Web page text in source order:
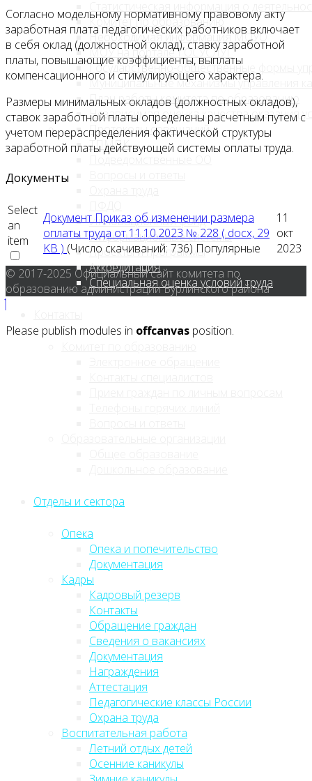
Комитет по образованию
Необходимая информация МОУО
МОУ на портале ГОСУСЛУГ
Государственно-общественные формы
Муниципальные механизмы управления
План работы комитета по образованию
Независимая оценка качества оказания
Протоколы совещаний
ТПМПК
Подведомственные ОО
Инновационный фонд
Информационные системы
Проекты и программы
Аккредитация
Специальная оценка условий труда
Отделы и сектора
Опека
Опека и попечительство
Документация
Кадры
Кадровый резерв
Контакты
Обращение граждан
Сведения о вакансиях
Документация
Награждения
Аттестация
Педагогические классы России
Охрана труда
Воспитательная работа
Летний отдых детей
Осенние каникулы
Согласно модельному нормативному правовому акту
заработная плата педагогических работников включает
в себя оклад (должностной оклад), ставку заработной
платы, повышающие коэффициенты, выплаты
компенсационного и стимулирующего характера.
Размеры минимальных окладов (должностных окладов),
ставок заработной платы определены расчетным путем с
учетом перераспределения фактической структуры
заработной платы действующей системы оплаты труда.
Документы
Select
an
item
Документ Приказ об изменении размера
оплаты труда от 11.10.2023 № 228 ( docx, 29
KB ) (Число скачиваний: 736) Популярные
11
окт
2023
© 2017-2025 Официальный сайт комитета по
образованию администрации Бурлинского района
Please publish modules in offcanvas position.